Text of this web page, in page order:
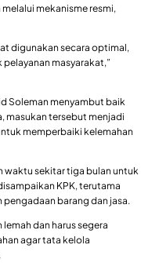
mekanisme resmi,
digunakan secara optimal,
masyarakat,”
Soleman menyambut baik
masukan tersebut menjadi
memperbaiki kelemahan
waktu sekitar tiga bulan untuk
KPK, terutama
barang dan jasa.
dan harus segera
agar tata kelola